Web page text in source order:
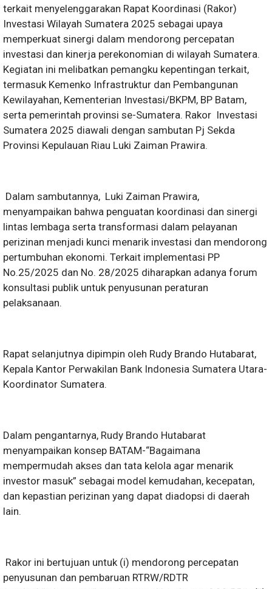
terkait menyelenggarakan Rapat Koordinasi (Rakor)
Investasi Wilayah Sumatera 2025 sebagai upaya
memperkuat sinergi dalam mendorong percepatan
investasi dan kinerja perekonomian di wilayah Sumatera.
Kegiatan ini melibatkan pemangku kepentingan terkait,
termasuk Kemenko Infrastruktur dan Pembangunan
Kewilayahan, Kementerian Investasi/BKPM, BP Batam,
serta pemerintah provinsi se-Sumatera. Rakor Investasi
Sumatera 2025 diawali dengan sambutan Pj Sekda
Provinsi Kepulauan Riau Luki Zaiman Prawira.
Dalam sambutannya, Luki Zaiman Prawira,
menyampaikan bahwa penguatan koordinasi dan sinergi
lintas lembaga serta transformasi dalam pelayanan
perizinan menjadi kunci menarik investasi dan mendorong
pertumbuhan ekonomi. Terkait implementasi PP
No.25/2025 dan No. 28/2025 diharapkan adanya forum
konsultasi publik untuk penyusunan peraturan
pelaksanaan.
Rapat selanjutnya dipimpin oleh Rudy Brando Hutabarat,
Kepala Kantor Perwakilan Bank Indonesia Sumatera Utara-
Koordinator Sumatera.
Dalam pengantarnya, Rudy Brando Hutabarat
menyampaikan konsep BATAM-“Bagaimana
mempermudah akses dan tata kelola agar menarik
investor masuk” sebagai model kemudahan, kecepatan,
dan kepastian perizinan yang dapat diadopsi di daerah
lain.
Rakor ini bertujuan untuk (i) mendorong percepatan
penyusunan dan pembaruan RTRW/RDTR